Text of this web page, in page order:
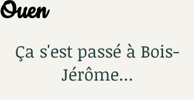
Ouen
Ça s'est passé à Bois-
Jérôme...